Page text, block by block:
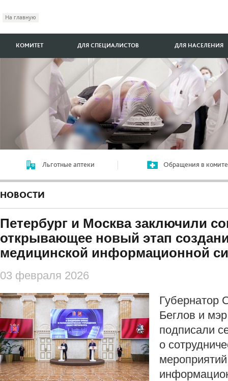
На главную
КОМИТЕТ ДЛЯ СПЕЦИАЛИСТОВ ДЛЯ НАСЕЛЕНИЯ
Льготные аптеки Обращения в
НОВОСТИ
Петербург и Москва заключили
открывающее новый этап
медицинской информационной
03 февраля 2026
Губернатор
Беглов и
подписали
о